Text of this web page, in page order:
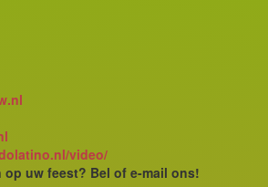
video/
uw feest? Bel of e-mail ons!